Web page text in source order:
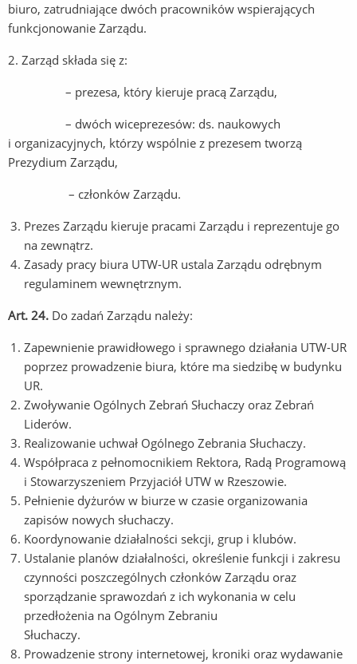
biuro, zatrudniające dwóch pracowników wspierających
funkcjonowanie Zarządu.
2. Zarząd składa się z:
– prezesa, który kieruje pracą Zarządu,
– dwóch wiceprezesów: ds. naukowych
i organizacyjnych, którzy wspólnie z prezesem tworzą
Prezydium Zarządu,
– członków Zarządu.
Prezes Zarządu kieruje pracami Zarządu i reprezentuje go
na zewnątrz.
Zasady pracy biura UTW-UR ustala Zarządu odrębnym
regulaminem wewnętrznym.
Art. 24. Do zadań Zarządu należy:
Zapewnienie prawidłowego i sprawnego działania UTW-UR
poprzez prowadzenie biura, które ma siedzibę w budynku
UR.
Zwoływanie Ogólnych Zebrań Słuchaczy oraz Zebrań
Liderów.
Realizowanie uchwał Ogólnego Zebrania Słuchaczy.
Współpraca z pełnomocnikiem Rektora, Radą Programową
i Stowarzyszeniem Przyjaciół UTW w Rzeszowie.
Pełnienie dyżurów w biurze w czasie organizowania
zapisów nowych słuchaczy.
Koordynowanie działalności sekcji, grup i klubów.
Ustalanie planów działalności, określenie funkcji i zakresu
czynności poszczególnych członków Zarządu oraz
sporządzanie sprawozdań z ich wykonania w celu
przedłożenia na Ogólnym Zebraniu
Prowadzenie strony internetowej, kroniki oraz wydawanie